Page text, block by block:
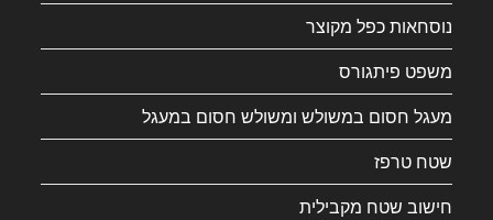
נוסחאות כפל מקוצר
משפט פיתגורס
מעגל חסום במשולש ומשולש חסום במעגל
שטח טרפז
חישוב שטח מקבילית